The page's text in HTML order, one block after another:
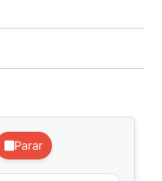
Parar